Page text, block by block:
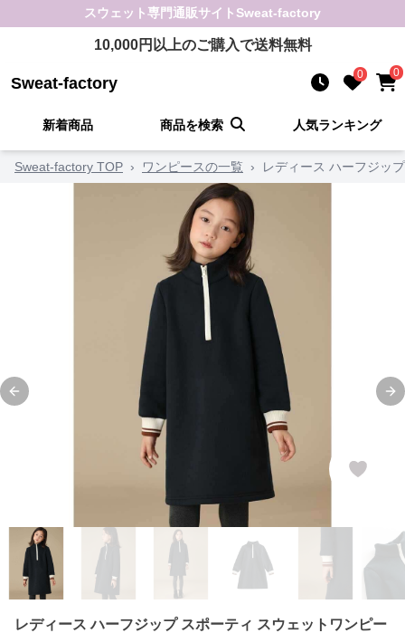
スウェット専門通販サイト Sweat-factory
10,000円以上のご購入で送料無料
Sweat-factory 0 0
新着商品 商品を検索 人気ランキング
Sweat-factory TOP › ワンピースの一覧 › レディース ハーフジッ
Previous slide
レディース ハーフジップ スポーティ スウェットワンピー